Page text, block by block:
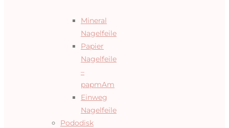
Mineral
Nagelfeile
Papier
Nagelfeile
–
papmAm
Einweg
Nagelfeile
Pododisk